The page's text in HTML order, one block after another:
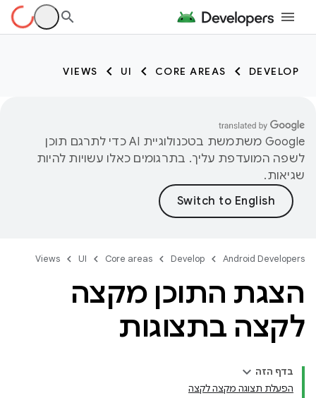
DEVELOP
CORE AREAS
UI
VIEWS
‫Google משתמשת בטכנולוגיית AI כדי לתרגם תוכן
לשפה המועדפת עליך. בתרגומים כאלו עשויות להיות
שגיאות.
Android Developers
Develop
Core areas
UI
Views
הצגת התוכן מקצה
לקצה בתצוגות
בדף הזה
הפעלת תצוגה מקצה לקצה